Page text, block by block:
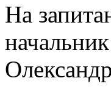
На